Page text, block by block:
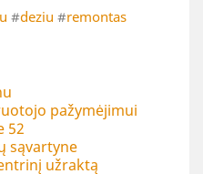
#deziu #remontas
pažymėjimui
52
sąvartyne
užraktą